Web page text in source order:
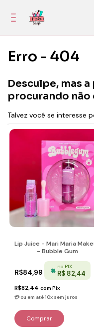
Erro - 404
Desculpe, mas
procurando não
Talvez você se interesse
Lip Juice - Mari Maria
- Bubble Gum
R$84,99
no PIX
R$ 82,44
R$82,44 com Pix